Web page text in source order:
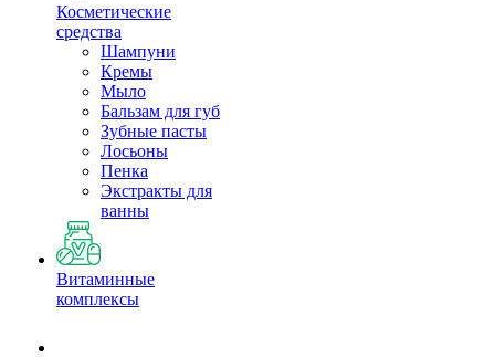
Косметические
средства
Шампуни
Кремы
Мыло
Бальзам для губ
Зубные пасты
Лосьоны
Пенка
Экстракты для
ванны
Витаминные
комплексы